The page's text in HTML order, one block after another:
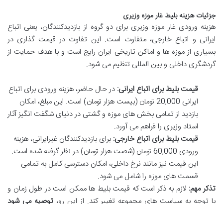
جزئیات هزینه بلیط غار موزه وزیری
هزینه ورودی غار موزه وزیری برای دو گروه از بازدیدکنندگان، یعنی اتباع
ایرانی و اتباع خارجی، متفاوت است. این تفاوت در قیمت گذاری در
بسیاری از موزه ها و اماکن تاریخی ایران رایج است و با هدف حمایت از
گردشگری داخلی و بین المللی تنظیم می شود.
قیمت بلیط برای اتباع ایرانی: در حال حاضر، هزینه ورودی برای اتباع
ایرانی 20,000 تومان (بیست هزار تومان) است. این مبلغ، امکان
بازدید از تمامی بخش های موزه و گشتی در دنیای شگفت انگیز آثار
استاد وزیری را فراهم می آورد.
قیمت بلیط برای اتباع خارجی: برای بازدیدکنندگان غیرایرانی، هزینه
ورودی 60,000 تومان (شصت هزار تومان) در نظر گرفته شده است.
این قیمت نیز مانند نرخ داخلی، امکان دسترسی کامل به تمامی
قسمت های موزه را شامل می شود.
تذکر مهم: لازم به ذکر است که قیمت بلیط ها ممکن است در طول زمان و
با توجه به سیاست های مجموعه تغییر کند. از این رو،توصیه می شود